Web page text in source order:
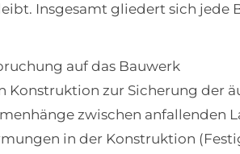
Insgesamt gliedert sich jede
auf das Bauwerk
Konstruktion zur Sicherung der
zwischen anfallenden
in der Konstruktion